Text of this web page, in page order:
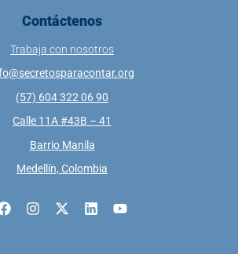
Contáctenos
Trabaja con nosotros
(57) 604 322 06 90
Calle 11A #43B – 41
Barrio Manila
Medellín, Colombia